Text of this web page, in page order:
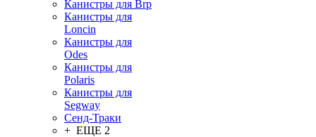
Канистры для Brp
Канистры для
Loncin
Канистры для
Odes
Канистры для
Polaris
Канистры для
Segway
Сенд-Траки
+ ЕЩЕ 2